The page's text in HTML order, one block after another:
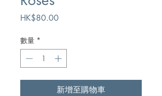
HK$80.00價
數量 *
新增至購物車